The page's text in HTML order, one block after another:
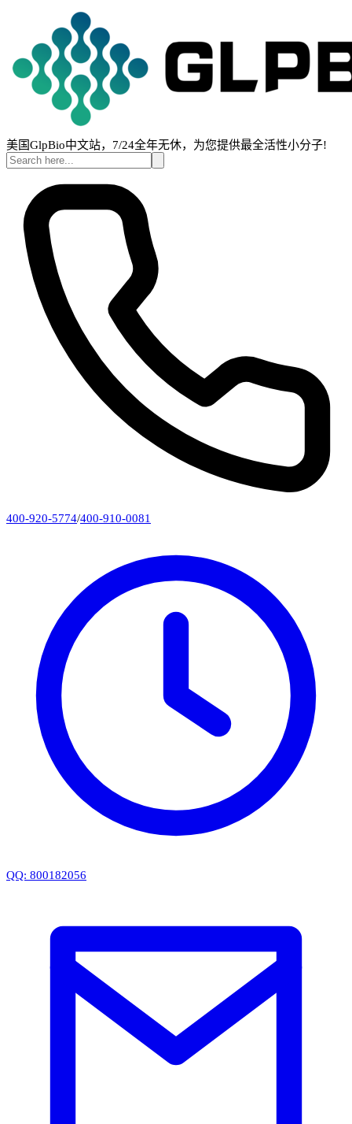
美国GlpBio中文站，7/24全年无休，为您提供最全活性小分子!
400-920-5774/400-910-0081
QQ: 800182056